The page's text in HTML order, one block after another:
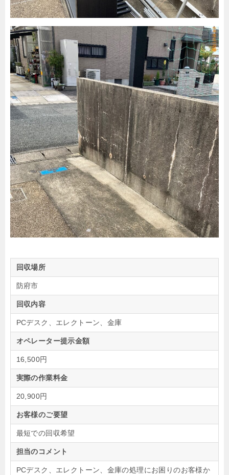
回収場所
防府市
回収内容
PCデスク、エレクトーン、金庫
オペレーター提示金額
16,500円
実際の作業料金
20,900円
お客様のご要望
最短での回収希望
担当のコメント
PCデスク、エレクトーン、金庫の処理にお困りのお客様か